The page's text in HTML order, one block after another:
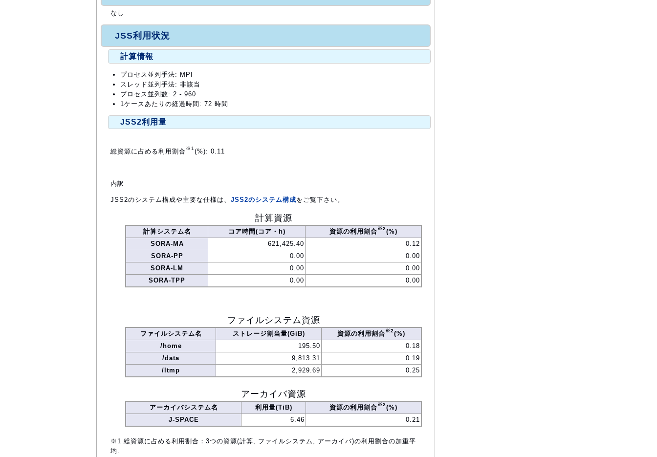
なし
JSS利用状況
計算情報
プロセス並列手法: MPI
スレッド並列手法: 非該当
プロセス並列数: 2 - 960
1ケースあたりの経過時間: 72 時間
JSS2利用量
総資源に占める利用割合※1(%): 0.11
内訳
JSS2のシステム構成や主要な仕様は、 JSS2のシステム構成をご覧下さい。
計算資源
計算システム名 コア時間(コア・h) 資源の利用割合※2(%)
SORA-MA
621,425.40
0.12
SORA-PP
0.00
0.00
SORA-LM
0.00
0.00
SORA-TPP
0.00 0.00
ファイルシステム資源
ファイルシステム名 ストレージ割当量(GiB) 資源の利用割合※2(%)
/home
195.50
0.18
/data
9,813.31
0.19
/ltmp
2,929.69 0.25
アーカイバ資源
アーカイバシステム名 利用量(TiB) 資源の利用割合※2(%)
J-SPACE
6.46 0.21
※1 総資源に占める利用割合：3つの資源(計算, ファイルシステム, アーカイバ)の利用割合の加重平
均.